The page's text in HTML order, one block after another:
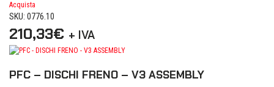
Acquista
SKU: 0776.10
210,33€ + IVA
PFC – DISCHI FRENO – V3 ASSEMBLY